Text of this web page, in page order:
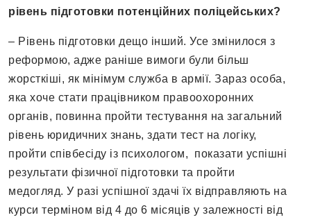
рівень підготовки потенційних поліцейських?
– Рівень підготовки дещо інший. Усе змінилося з
реформою, адже раніше вимоги були більш
жорсткіші, як мінімум служба в армії. Зараз особа,
яка хоче стати працівником правоохоронних
органів, повинна пройти тестування на загальний
рівень юридичних знань, здати тест на логіку,
пройти співбесіду із психологом, показати успішні
результати фізичної підготовки та пройти
медогляд. У разі успішної здачі їх відправляють на
курси терміном від 4 до 6 місяців у залежності від